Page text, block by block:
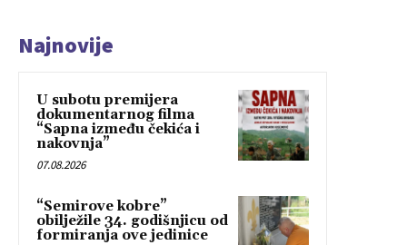
Najnovije
U subotu premijera
dokumentarnog filma
“Sapna između čekića i
nakovnja”
07.08.2026
“Semirove kobre”
obilježile 34. godišnjicu od
formiranja ove jedinice